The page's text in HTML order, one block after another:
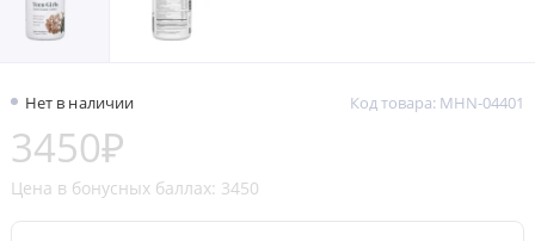
Нет в наличии Код товара: MHN-04401
3450₽
Цена в бонусных баллах: 3450